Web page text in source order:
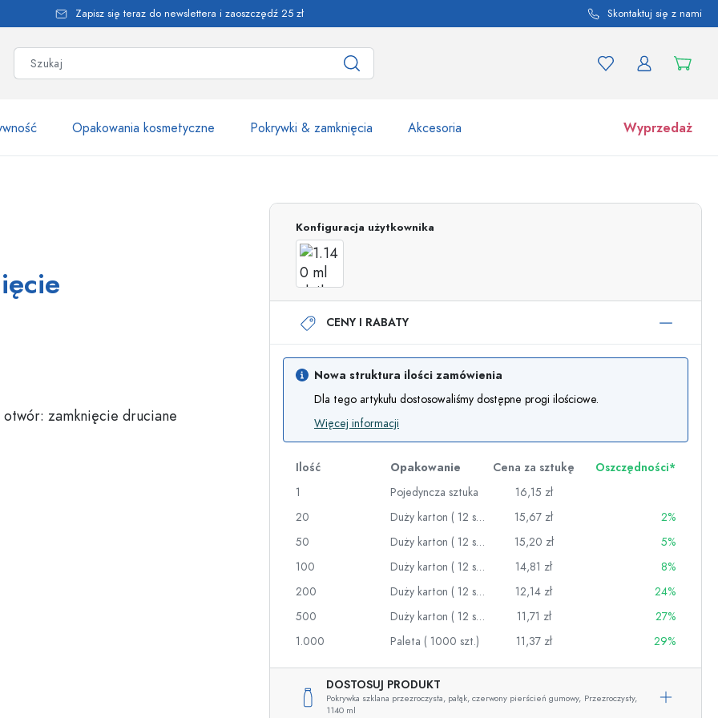
Zapisz się teraz do newslettera i zaoszczędź 25 zł Skontaktuj się z nami
Opakowania kosmetyczne Pokrywki & zamknięcia Akcesoria Wyprzedaż
Dozowniki airless
Butelki roll-on
Butelki na nalewki i likiery
Butelki z nadrukiem
Butelki na gin
Walentynki
Butelki ozdobne
Butelki cylinder
Gąsiory i balony na wino
Słoiki
Konfiguracja użytkownika
CENY I RABATY
Nowa struktura ilości zamówienia
Dla tego artykułu dostosowaliśmy dostępne progi ilościowe.
Więcej informacji
Ilość Opakowanie Cena za sztukę
Oszczędności*
1
Pojedyncza sztuka
16,15 zł
20
Duży karton ( 12 szt.) 15,67 zł
2%
50
Duży karton ( 12 szt.) 15,20 zł
5%
100
Duży karton ( 12 szt.) 14,81 zł
8%
200
Duży karton ( 12 szt.) 12,14 zł
24%
500
Duży karton ( 12 szt.) 11,71 zł
27%
1.000
Paleta ( 1000 szt.) 11,37 zł 29%
DOSTOSUJ PRODUKT
Pokrywka szklana przezroczysta, pałąk, czerwony pierścień gumowy, Przezroczysty,
1140 ml